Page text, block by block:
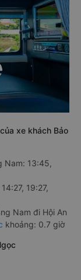
xe khách Bảo
Nam: 13:45,
19:27,
Nam đi Hội An
khoảng: 0.7 giờ